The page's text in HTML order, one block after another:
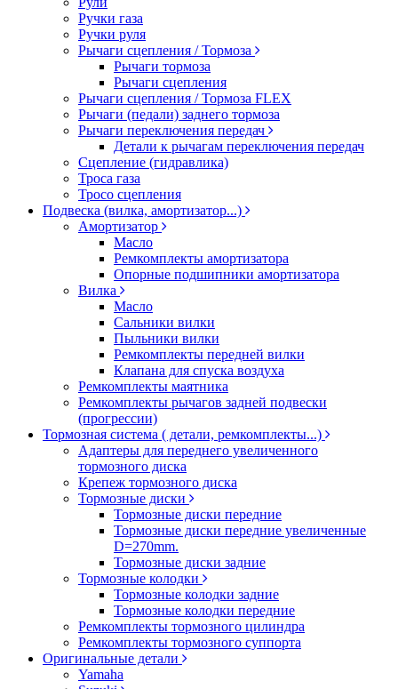
Ручки газа
Ручки руля
Рычаги сцепления / Тормоза
Рычаги тормоза
Рычаги сцепления
Рычаги сцепления / Тормоза FLEX
Рычаги (педали) заднего тормоза
Рычаги переключения передач
Детали к рычагам переключения передач
Сцепление (гидравлика)
Троса газа
Тросо сцепления
Подвеска (вилка, амортизатор...)
Амортизатор
Масло
Ремкомплекты амортизатора
Опорные подшипники амортизатора
Вилка
Масло
Сальники вилки
Пыльники вилки
Ремкомплекты передней вилки
Клапана для спуска воздуха
Ремкомплекты маятника
Ремкомплекты рычагов задней подвески
(прогрессии)
Тормозная система ( детали, ремкомплекты...)
Адаптеры для переднего увеличенного
тормозного диска
Крепеж тормозного диска
Тормозные диски
Тормозные диски передние
Тормозные диски передние увеличенные
D=270mm.
Тормозные диски задние
Тормозные колодки
Тормозные колодки задние
Тормозные колодки передние
Ремкомплекты тормозного цилиндра
Ремкомплекты тормозного суппорта
Оригинальные детали
Yamaha